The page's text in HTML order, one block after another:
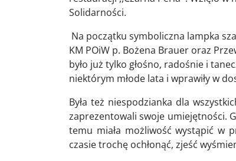
Solidarności.
Na początku symboliczna lampka
KM POiW p. Bożena Brauer oraz
było już tylko głośno, radośnie i
niektórym młode lata i wprawiły w
Była też niespodzianka dla
zaprezentowali swoje umiejętności.
temu miała możliwość wystąpić w
czasie trochę ochłonąć, zjeść